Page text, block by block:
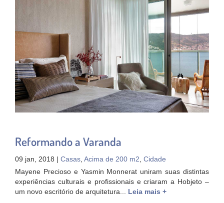
Reformando a Varanda
09 jan, 2018 | Casas Acima de 200 m2 Cidade
Mayene Precioso e Yasmin Monnerat uniram suas distintas
experiências culturais e profissionais e criaram a Hobjeto –
um novo escritório de arquitetura... Leia mais +